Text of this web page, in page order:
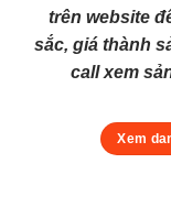
trên website
sắc, giá thành
call xem
Xem